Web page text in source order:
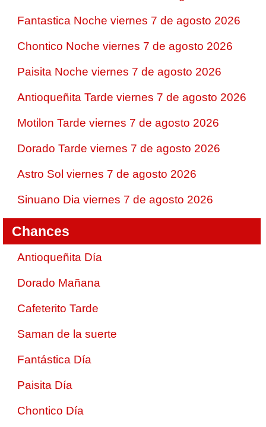
Fantastica Noche viernes 7 de agosto 2026
Chontico Noche viernes 7 de agosto 2026
Paisita Noche viernes 7 de agosto 2026
Antioqueñita Tarde viernes 7 de agosto 2026
Motilon Tarde viernes 7 de agosto 2026
Dorado Tarde viernes 7 de agosto 2026
Astro Sol viernes 7 de agosto 2026
Sinuano Dia viernes 7 de agosto 2026
Chances
Antioqueñita Día
Dorado Mañana
Cafeterito Tarde
Saman de la suerte
Fantástica Día
Paisita Día
Chontico Día